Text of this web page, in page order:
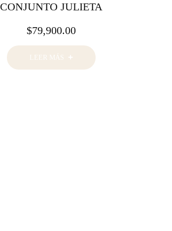
CONJUNTO JULIETA
$79,900.00
LEER MÁS